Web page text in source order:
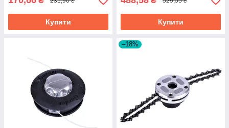
Купити Купити
–18%